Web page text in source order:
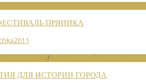
ПРЯНИКА
/
ДЛЯ ИСТОРИИ ГОРОДА